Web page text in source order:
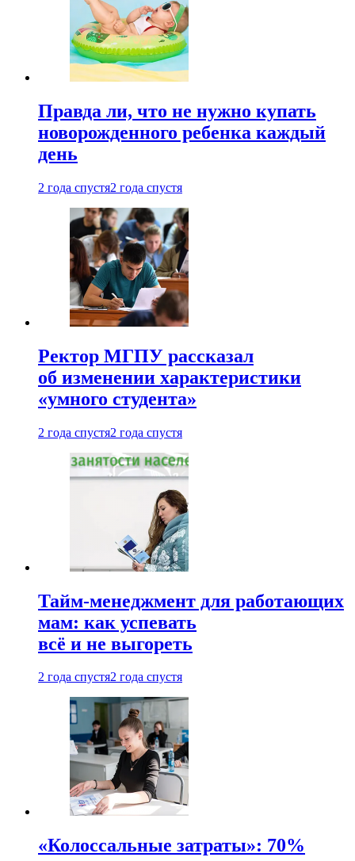
Правда ли, что не нужно купать
новорожденного ребенка каждый
день
2 года спустя2 года спустя
Ректор МГПУ рассказал
об изменении характеристики
«умного студента»
2 года спустя2 года спустя
Тайм-менеджмент для работающих
мам: как успевать
всё и не выгореть
2 года спустя2 года спустя
«Колоссальные затраты»: 70%